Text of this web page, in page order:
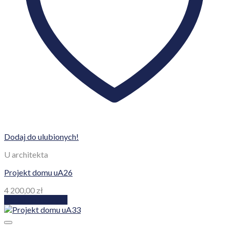
Dodaj do ulubionych!
U architekta
Projekt domu uA26
4 200,00 zł